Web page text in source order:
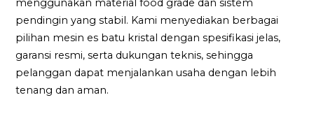
menggunakan material food grade dan sistem
pendingin yang stabil. Kami menyediakan berbagai
pilihan mesin es batu kristal dengan spesifikasi jelas,
garansi resmi, serta dukungan teknis, sehingga
pelanggan dapat menjalankan usaha dengan lebih
tenang dan aman.